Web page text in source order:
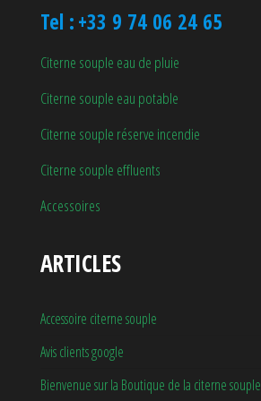
Tel :+33 9 74 06 24 65
Citerne souple eau de pluie
Citerne souple eau potable
Citerne souple réserve incendie
Citerne souple effluents
Accessoires
ARTICLES
Accessoire citerne souple
Avis clients google
Bienvenue sur la Boutique de la citerne souple